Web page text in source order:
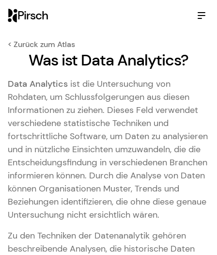
Pirsch
< Zurück zum Atlas
Was ist Data Analytics?
Data Analytics ist die Untersuchung von
Rohdaten, um Schlussfolgerungen aus diesen
Informationen zu ziehen. Dieses Feld verwendet
verschiedene statistische Techniken und
fortschrittliche Software, um Daten zu analysieren
und in nützliche Einsichten umzuwandeln, die die
Entscheidungsfindung in verschiedenen Branchen
informieren können. Durch die Analyse von Daten
können Organisationen Muster, Trends und
Beziehungen identifizieren, die ohne diese genaue
Untersuchung nicht ersichtlich wären.
Zu den Techniken der Datenanalytik gehören
beschreibende Analysen, die historische Daten